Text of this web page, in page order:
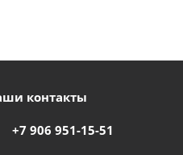
контакты
+7 906 951-15-51